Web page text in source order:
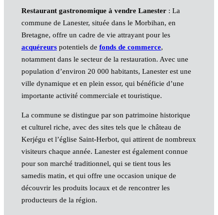
Restaurant gastronomique à vendre Lanester: La
commune de Lanester, située dans le Morbihan, en
Bretagne, offre un cadre de vie attrayant pour les
acquéreurspotentiels de fonds de commerce,
notamment dans le secteur de la restauration. Avec une
population d’environ 20 000 habitants, Lanester est une
ville dynamique et en plein essor, qui bénéficie d’une
importante activité commerciale et touristique.
La commune se distingue par son patrimoine historique
et culturel riche, avec des sites tels que le château de
Kerjégu et l’église Saint-Herbot, qui attirent de nombreux
visiteurs chaque année. Lanester est également connue
pour son marché traditionnel, qui se tient tous les
samedis matin, et qui offre une occasion unique de
découvrir les produits locaux et de rencontrer les
producteurs de la région.